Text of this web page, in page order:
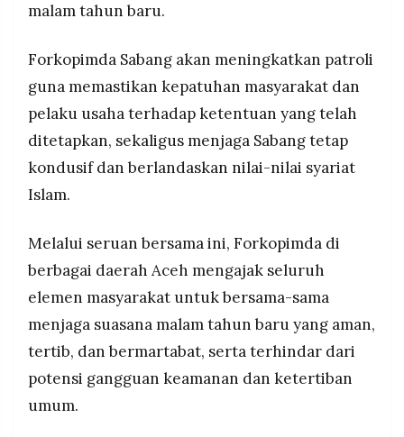
malam tahun baru.
Forkopimda Sabang akan meningkatkan patroli
guna memastikan kepatuhan masyarakat dan
pelaku usaha terhadap ketentuan yang telah
ditetapkan, sekaligus menjaga Sabang tetap
kondusif dan berlandaskan nilai-nilai syariat
Islam.
Melalui seruan bersama ini, Forkopimda di
berbagai daerah Aceh mengajak seluruh
elemen masyarakat untuk bersama-sama
menjaga suasana malam tahun baru yang aman,
tertib, dan bermartabat, serta terhindar dari
potensi gangguan keamanan dan ketertiban
umum.